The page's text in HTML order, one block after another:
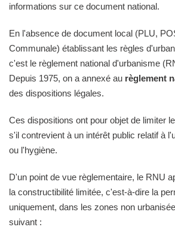
informations sur ce document national.
En l'absence de document local (PLU,
Communale) établissant les règles
c'est le règlement national d'urbanisme
Depuis 1975, on a annexé au règlement
des dispositions légales.
Ces dispositions ont pour objet de limiter
s'il contrevient à un intérêt public relatif à
ou l'hygiène.
D'un point de vue règlementaire, le RNU
la constructibilité limitée, c'est-à-dire la
uniquement, dans les zones non
suivant :